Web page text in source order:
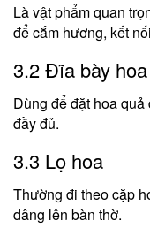
Là vật phẩm quan
để cắm hương, kết
3.2 Đĩa bày
Dùng để đặt hoa
đầy đủ.
3.3 Lọ hoa
Thường đi theo cặp
dâng lên bàn thờ.